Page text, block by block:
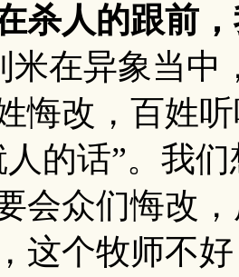
杀人的跟前
异象当中，
悔改，百姓
的话”。我
会众们悔改
这个牧师不